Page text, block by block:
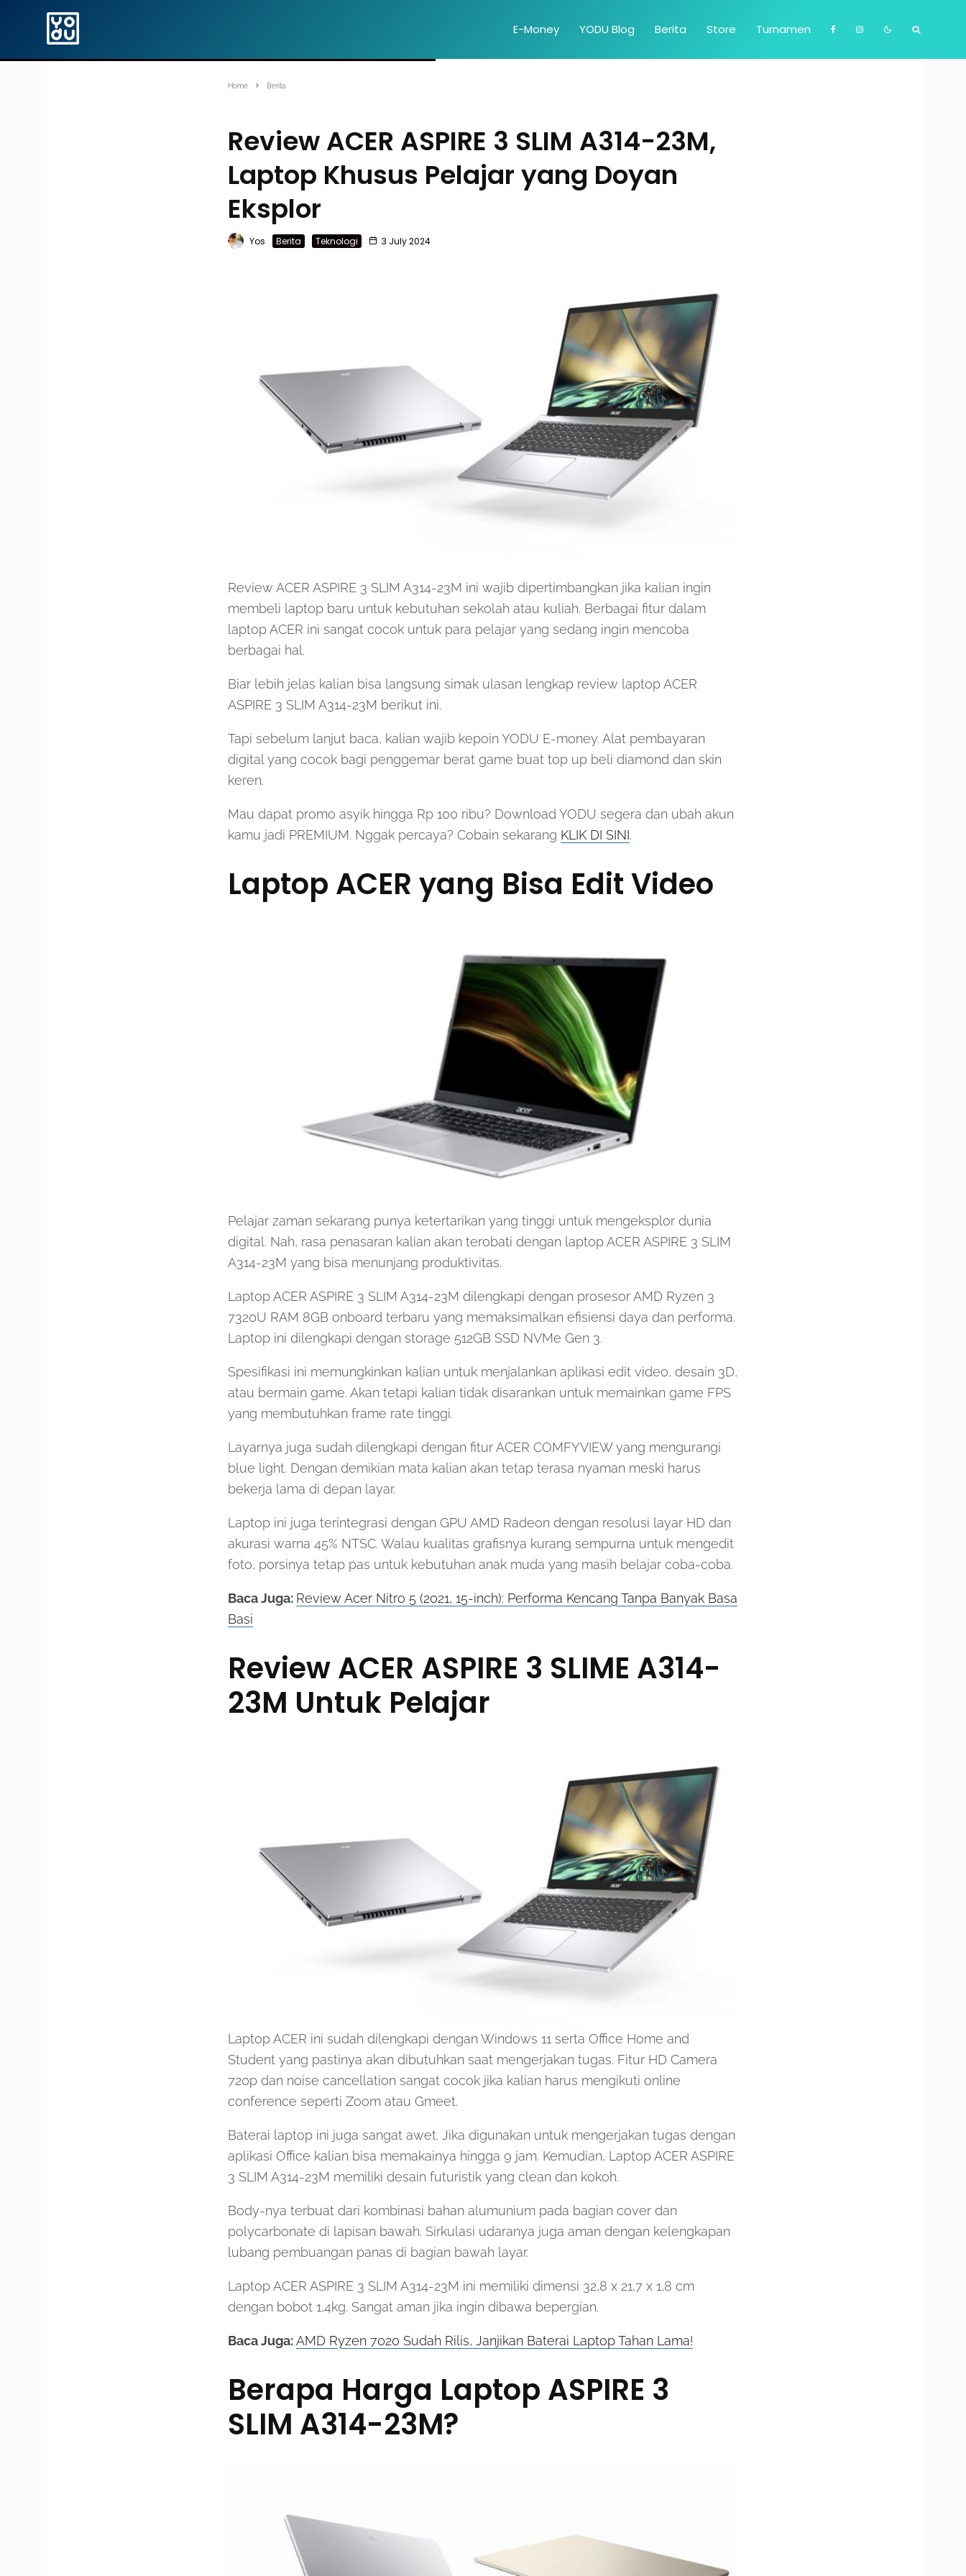
E-Money YODU Blog Berita Store Turnamen
Home Berita
Review ACER ASPIRE 3 SLIM A314-23M,
Laptop Khusus Pelajar yang Doyan
Eksplor
Yos Berita Teknologi 3 July 2024
Review ACER ASPIRE 3 SLIM A314-23M ini wajib dipertimbangkan jika kalian ingin
membeli laptop baru untuk kebutuhan sekolah atau kuliah. Berbagai fitur dalam
laptop ACER ini sangat cocok untuk para pelajar yang sedang ingin mencoba
berbagai hal.
Biar lebih jelas kalian bisa langsung simak ulasan lengkap review laptop ACER
ASPIRE 3 SLIM A314-23M berikut ini.
Tapi sebelum lanjut baca, kalian wajib kepoin YODU E-money. Alat pembayaran
digital yang cocok bagi penggemar berat game buat top up beli diamond dan skin
keren.
Mau dapat promo asyik hingga Rp 100 ribu? Download YODU segera dan ubah akun
kamu jadi PREMIUM. Nggak percaya? Cobain sekarang KLIK DI SINI.
Laptop ACER yang Bisa Edit Video
Pelajar zaman sekarang punya ketertarikan yang tinggi untuk mengeksplor dunia
digital. Nah, rasa penasaran kalian akan terobati dengan laptop ACER ASPIRE 3 SLIM
A314-23M yang bisa menunjang produktivitas.
Laptop ACER ASPIRE 3 SLIM A314-23M dilengkapi dengan prosesor AMD Ryzen 3
7320U RAM 8GB onboard terbaru yang memaksimalkan efisiensi daya dan performa.
Laptop ini dilengkapi dengan storage 512GB SSD NVMe Gen 3.
Spesifikasi ini memungkinkan kalian untuk menjalankan aplikasi edit video, desain 3D,
atau bermain game. Akan tetapi kalian tidak disarankan untuk memainkan game FPS
yang membutuhkan frame rate tinggi.
Layarnya juga sudah dilengkapi dengan fitur ACER COMFYVIEW yang mengurangi
blue light. Dengan demikian mata kalian akan tetap terasa nyaman meski harus
bekerja lama di depan layar.
Laptop ini juga terintegrasi dengan GPU AMD Radeon dengan resolusi layar HD dan
akurasi warna 45% NTSC. Walau kualitas grafisnya kurang sempurna untuk mengedit
foto, porsinya tetap pas untuk kebutuhan anak muda yang masih belajar coba-coba.
Baca Juga: Review Acer Nitro 5 (2021, 15-inch): Performa Kencang Tanpa Banyak Basa
Basi
Review ACER ASPIRE 3 SLIME A314-
23M Untuk Pelajar
Laptop ACER ini sudah dilengkapi dengan Windows 11 serta Office Home and
Student yang pastinya akan dibutuhkan saat mengerjakan tugas. Fitur HD Camera
720p dan noise cancellation sangat cocok jika kalian harus mengikuti online
conference seperti Zoom atau Gmeet.
Baterai laptop ini juga sangat awet. Jika digunakan untuk mengerjakan tugas dengan
aplikasi Office kalian bisa memakainya hingga 9 jam. Kemudian, Laptop ACER ASPIRE
3 SLIM A314-23M memiliki desain futuristik yang clean dan kokoh.
Body-nya terbuat dari kombinasi bahan alumunium pada bagian cover dan
polycarbonate di lapisan bawah. Sirkulasi udaranya juga aman dengan kelengkapan
lubang pembuangan panas di bagian bawah layar.
Laptop ACER ASPIRE 3 SLIM A314-23M ini memiliki dimensi 32,8 x 21,7 x 1,8 cm
dengan bobot 1,4kg. Sangat aman jika ingin dibawa bepergian.
Baca Juga:AMD Ryzen 7020 Sudah Rilis, Janjikan Baterai Laptop Tahan Lama!
Berapa Harga Laptop ASPIRE 3
SLIM A314-23M?